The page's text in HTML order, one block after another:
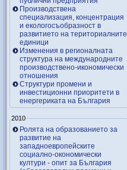
Производствена
специализация, концентрация
и екологосъобразност в
развитието на териториалните
единици
Изменения в регионалната
структура на международните
производствено-икономически
отношения
Структури промени и
инвестиционни приоритети в
енергериката на България
2010
Ролята на образованието за
развитие на
западноевропейските
социално-окономически
култури - опит за България